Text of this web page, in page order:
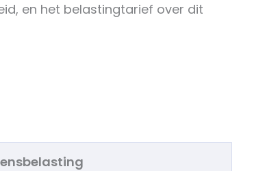
en het belastingtarief over dit